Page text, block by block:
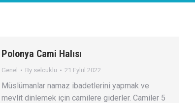
Polonya Cami Halısı
Genel By selcuklu 21 Eylül 2022
Müslümanlar namaz ibadetlerini yapmak ve
mevlit dinlemek için camilere giderler. Camiler 5